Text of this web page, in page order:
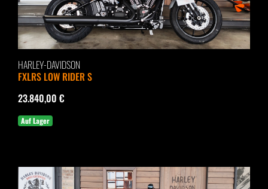
HARLEY-DAVIDSON
FXLRS LOW RIDER S
23.840,00 €
Auf Lager